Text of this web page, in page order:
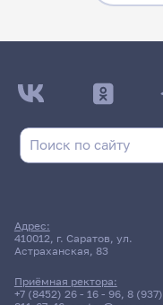
Поиск по рубрикам
Поиск по темам
Адрес:
410012, г. Саратов, ул.
Астраханская, 83
Приёмная ректора:
+7 (8452) 26 - 16 - 96, 8 (937)